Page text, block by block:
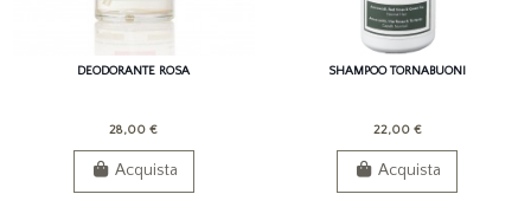
DEODORANTE ROSA
28,00 €
Acquista
SHAMPOO TORNABUONI
22,00 €
Acquista